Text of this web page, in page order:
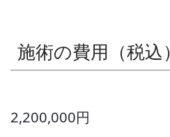
施術の費用（税込）
2,200,000円